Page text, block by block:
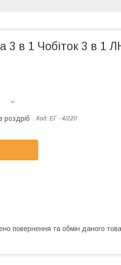
3 в 1 Чобіток 3 в 1
роздріб Код: ЕГ - 4/220
повернення та обмін даного